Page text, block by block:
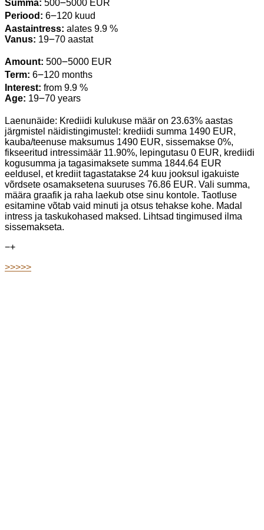
Summa: 500౼5000 EUR
Periood: 6౼120 kuud
Aastaintress: alates 9.9 %
Vanus: 19౼70 aastat
Amount: 500౼5000 EUR
Term: 6౼120 months
Interest: from 9.9 %
Age: 19౼70 years
Laenunäide: Krediidi kulukuse määr on 23.63% aastas
järgmistel näidistingimustel: krediidi summa 1490 EUR,
kauba/teenuse maksumus 1490 EUR, sissemakse 0%,
fikseeritud intressimäär 11.90%, lepingutasu 0 EUR, krediidi
kogusumma ja tagasimaksete summa 1844.64 EUR
eeldusel, et krediit tagastatakse 24 kuu jooksul igakuiste
võrdsete osamaksetena suuruses 76.86 EUR. Vali summa,
määra graafik ja raha laekub otse sinu kontole. Taotluse
esitamine võtab vaid minuti ja otsus tehakse kohe. Madal
intress ja taskukohased maksed. Lihtsad tingimused ilma
sissemakseta.
−+
>>>>>